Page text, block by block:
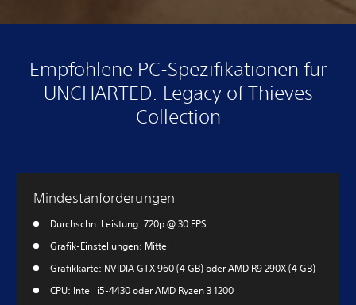
Empfohlene PC-Spezifikationen für
UNCHARTED: Legacy of Thieves
Collection
Mindestanforderungen
Durchschn. Leistung: 720p @ 30 FPS
Grafik-Einstellungen: Mittel
Grafikkarte: NVIDIA GTX 960 (4 GB) oder AMD R9 290X (4 GB)
CPU: Intel i5-4430 oder AMD Ryzen 3 1200